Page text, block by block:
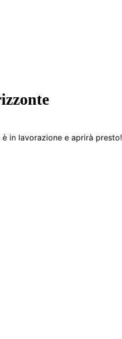
in lavorazione e aprirà presto!